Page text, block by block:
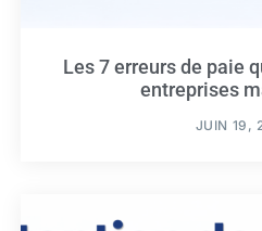
Les 7 erreurs de paie
entreprises
JUIN 19,